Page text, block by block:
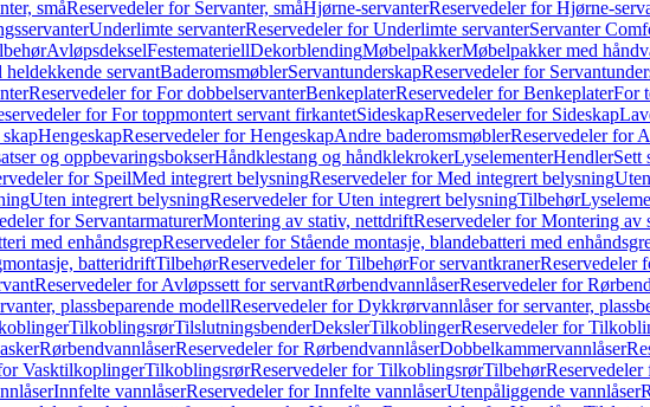
småReservedeler for Servanter, småHjørne-servanterReservedeler for Hjørne-
Underlimte servanterReservedeler for Underlimte servanterServanter
AvløpsdekselFestemateriellDekorblendingMøbelpakkerMøbelpakker med
servantBaderomsmøblerServantunderskapReservedeler for
Reservedeler for For dobbelservanterBenkeplaterReservedeler for BenkeplaterFor
for For toppmontert servant firkantetSideskapReservedeler for Sideskap
HengeskapReservedeler for HengeskapAndre baderomsmøblerReservedeler for
og oppbevaringsbokserHåndklestang og håndklekrokerLyselementerHendlerSett
for SpeilMed integrert belysningReservedeler for Med integrert belysning
Uten integrert belysningReservedeler for Uten integrert belysningTilbehør
for ServantarmaturerMontering av stativ, nettdriftReservedeler for Montering av
med enhåndsgrepReservedeler for Stående montasje, blandebatteri med
batteridriftTilbehørReservedeler for TilbehørFor servantkranerReservedeler
Reservedeler for Avløpssett for servantRørbendvannlåserReservedeler for
plassbeparende modellReservedeler for Dykkrørvannlåser for servanter,
TilkoblingsrørTilslutningsbenderDekslerTilkoblingerReservedeler for
RørbendvannlåserReservedeler for RørbendvannlåserDobbelkammervannlåser
VasktilkoplingerTilkoblingsrørReservedeler for TilkoblingsrørTilbehør
Innfelte vannlåserReservedeler for Innfelte vannlåserUtenpåliggende vannlåser